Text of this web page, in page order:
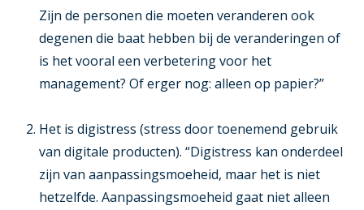
Zijn de personen die moeten veranderen ook
degenen die baat hebben bij de veranderingen of
is het vooral een verbetering voor het
management? Of erger nog: alleen op papier?”
Het is digistress (stress door toenemend gebruik
van digitale producten). “Digistress kan onderdeel
zijn van aanpassingsmoeheid, maar het is niet
hetzelfde. Aanpassingsmoeheid gaat niet alleen